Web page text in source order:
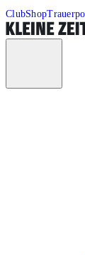
ClubShop